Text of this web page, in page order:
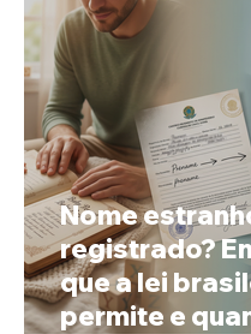
Nome
registrado?
que a lei
permite e